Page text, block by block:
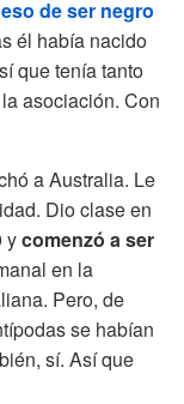
de ser negro
él había nacido
que tenía tanto
asociación. Con
a Australia. Le
Dio clase en
ycomenzó a ser
en la
Pero, de
se habían
sí. Así que